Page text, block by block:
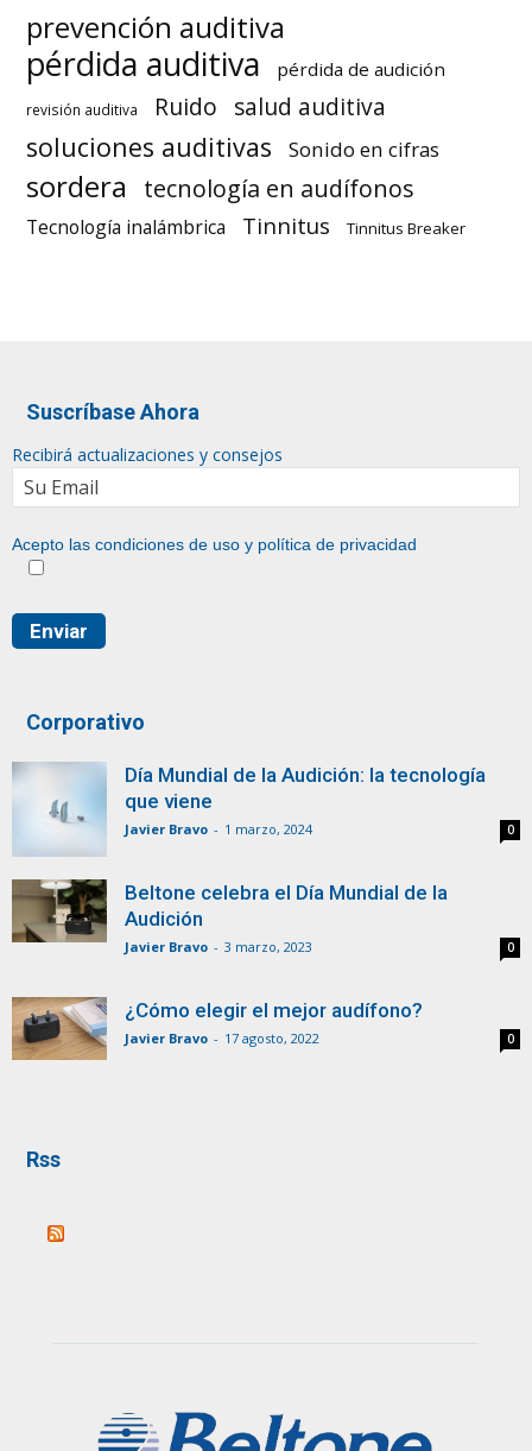
prevención auditiva
pérdida auditiva pérdida de audición
revisión auditiva Ruido salud auditiva
soluciones auditivas Sonido en cifras
sordera tecnología en audífonos
Tecnología inalámbrica Tinnitus Tinnitus Breaker
Suscríbase Ahora
Recibirá actualizaciones y consejos
Acepto las condiciones de uso y política de privacidad
Corporativo
Día Mundial de la Audición: la tecnología
que viene
Javier Bravo - 1 marzo, 2024 0
Beltone celebra el Día Mundial de la
Audición
Javier Bravo - 3 marzo, 2023 0
¿Cómo elegir el mejor audífono?
Javier Bravo - 17 agosto, 2022 0
Rss